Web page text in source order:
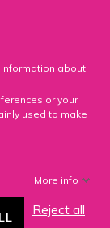
about
or your
used to make
More info
Reject all